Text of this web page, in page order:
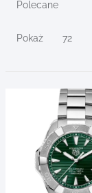
Sortuj wg
Polecane
Pokaż 72